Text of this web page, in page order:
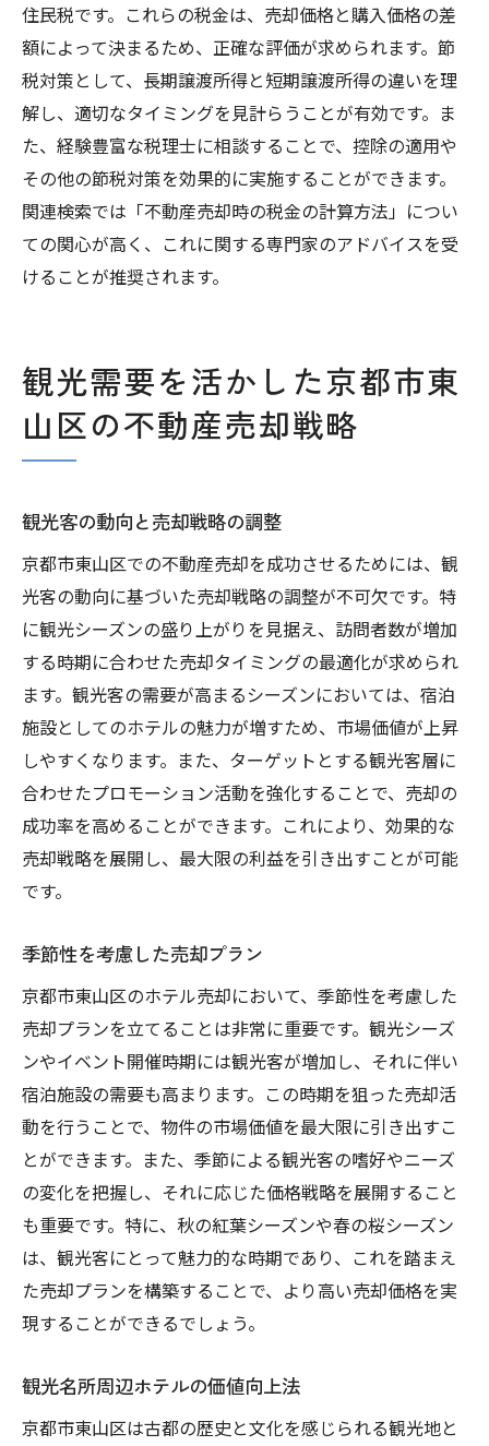
住民税です。これらの税金は、売却価格と購入価格の差
額によって決まるため、正確な評価が求められます。節
税対策として、長期譲渡所得と短期譲渡所得の違いを理
解し、適切なタイミングを見計らうことが有効です。ま
た、経験豊富な税理士に相談することで、控除の適用や
その他の節税対策を効果的に実施することができます。
関連検索では「不動産売却時の税金の計算方法」につい
ての関心が高く、これに関する専門家のアドバイスを受
けることが推奨されます。
観光需要を活かした京都市東
山区の不動産売却戦略
観光客の動向と売却戦略の調整
京都市東山区での不動産売却を成功させるためには、観
光客の動向に基づいた売却戦略の調整が不可欠です。特
に観光シーズンの盛り上がりを見据え、訪問者数が増加
する時期に合わせた売却タイミングの最適化が求められ
ます。観光客の需要が高まるシーズンにおいては、宿泊
施設としてのホテルの魅力が増すため、市場価値が上昇
しやすくなります。また、ターゲットとする観光客層に
合わせたプロモーション活動を強化することで、売却の
成功率を高めることができます。これにより、効果的な
売却戦略を展開し、最大限の利益を引き出すことが可能
です。
季節性を考慮した売却プラン
京都市東山区のホテル売却において、季節性を考慮した
売却プランを立てることは非常に重要です。観光シーズ
ンやイベント開催時期には観光客が増加し、それに伴い
宿泊施設の需要も高まります。この時期を狙った売却活
動を行うことで、物件の市場価値を最大限に引き出すこ
とができます。また、季節による観光客の嗜好やニーズ
の変化を把握し、それに応じた価格戦略を展開すること
も重要です。特に、秋の紅葉シーズンや春の桜シーズン
は、観光客にとって魅力的な時期であり、これを踏まえ
た売却プランを構築することで、より高い売却価格を実
現することができるでしょう。
観光名所周辺ホテルの価値向上法
京都市東山区は古都の歴史と文化を感じられる観光地と